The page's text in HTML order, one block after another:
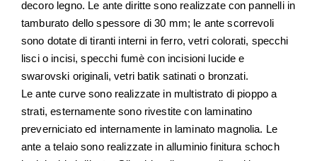
decoro legno. Le ante diritte sono realizzate con pannelli in
tamburato dello spessore di 30 mm; le ante scorrevoli
sono dotate di tiranti interni in ferro, vetri colorati, specchi
lisci o incisi, specchi fumè con incisioni lucide e
swarovski originali, vetri batik satinati o bronzati.
Le ante curve sono realizzate in multistrato di pioppo a
strati, esternamente sono rivestite con laminatino
preverniciato ed internamente in laminato magnolia. Le
ante a telaio sono realizzate in alluminio finitura schoch